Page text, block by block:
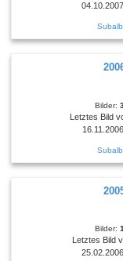
Bilder:
Letztes Bild
Bilder:
Letztes Bild